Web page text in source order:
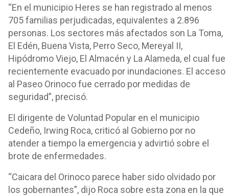
“En el municipio Heres se han registrado al menos
705 familias perjudicadas, equivalentes a 2.896
personas. Los sectores más afectados son La Toma,
El Edén, Buena Vista, Perro Seco, Mereyal II,
Hipódromo Viejo, El Almacén y La Alameda, el cual fue
recientemente evacuado por inundaciones. El acceso
al Paseo Orinoco fue cerrado por medidas de
seguridad”, precisó.
El dirigente de Voluntad Popular en el municipio
Cedeño, Irwing Roca, criticó al Gobierno por no
atender a tiempo la emergencia y advirtió sobre el
brote de enfermedades.
“Caicara del Orinoco parece haber sido olvidado por
los gobernantes”, dijo Roca sobre esta zona en la que